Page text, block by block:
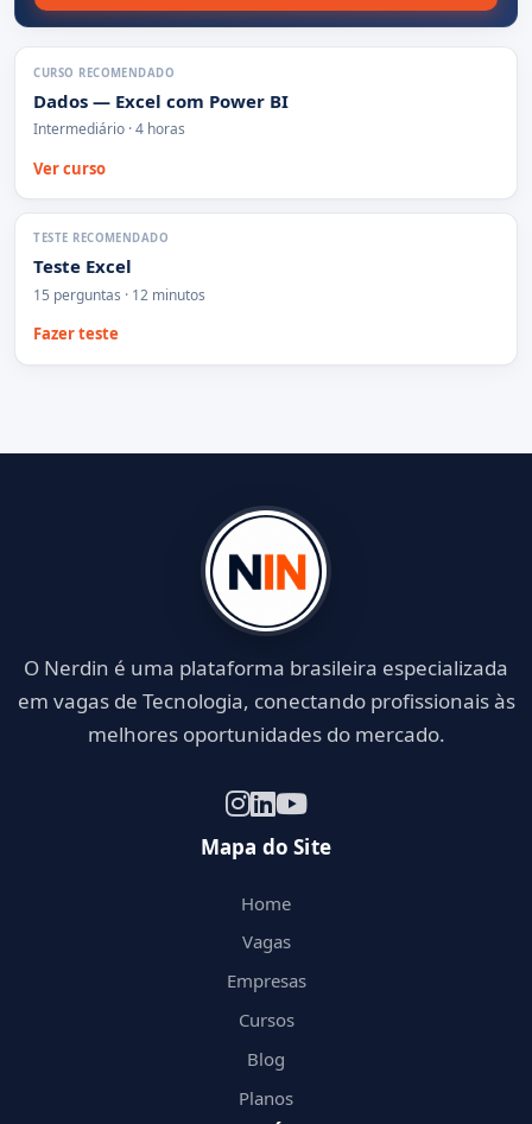
CURSO RECOMENDADO
Dados — Excel com Power BI
Intermediário · 4 horas
Ver curso
TESTE RECOMENDADO
Teste Excel
15 perguntas · 12 minutos
Fazer teste
O Nerdin é uma plataforma brasileira especializada
em vagas de Tecnologia, conectando profissionais às
melhores oportunidades do mercado.
Mapa do Site
Home
Vagas
Empresas
Cursos
Blog
Planos